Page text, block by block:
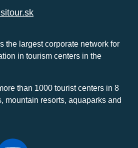
the largest corporate network for
in tourism centers in the
than 1000 tourist centers in 8
mountain resorts, aquaparks and